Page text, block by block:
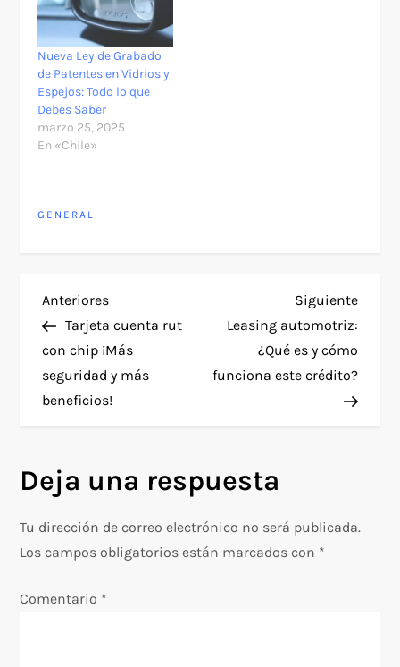
Nueva Ley de Grabado
de Patentes en Vidrios y
Espejos: Todo lo que
Debes Saber
marzo 25, 2025
En «Chile»
GENERAL
N
a
v
g
a
c
i
Entrada
anterior
Anteriores
Tarjeta cuenta rut
con chip ¡Más
seguridad y más
beneficios!
Siguiente
Leasing automotriz:
¿Qué es y cómo
funciona este crédito?
Deja una respuesta
Tu dirección de correo electrónico no será publicada.
Los campos obligatorios están marcados con *
Comentario *